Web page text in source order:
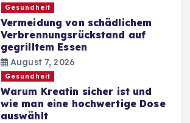
Gesundheit
Vermeidung von schädlichem
Verbrennungsrückstand auf
gegrilltem Essen
August 7, 2026
Gesundheit
Warum Kreatin sicher ist und
wie man eine hochwertige Dose
auswählt